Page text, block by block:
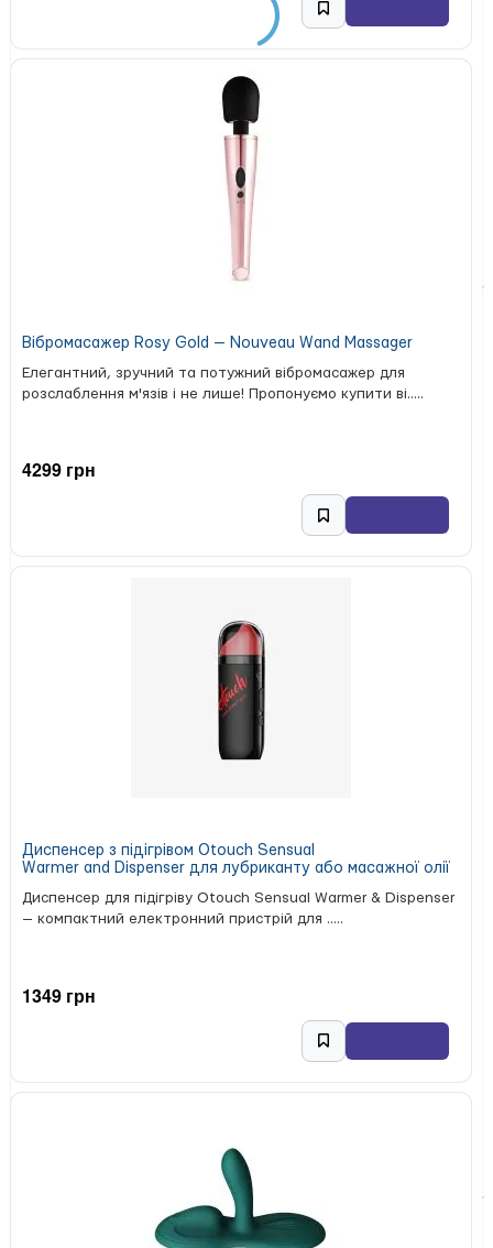
Тип: фалоімітатор з вібрацією
Час роботи: до 60 хвилин
Час заряджання: приблизно 120 хвилин
Живлення: акумулятор, магнітне USB-заряджання
Матеріали: силікон, АБС-пластик
Комплектація: фалоімітатор, магнітний USB-кабель
ергономічне руків’я, водонепроникність
Вібромасажер Rosy Gold — Nouveau Wand Massager
Елегантний, зручний та потужний вібромасажер для
розслаблення м'язів і не лише! Пропонуємо купити ві.....
4299 грн
Диспенсер з підігрівом Otouch Sensual
Warmer and Dispenser для лубриканту або масажної олії
Диспенсер для підігріву Otouch Sensual Warmer & Dispenser
— компактний електронний пристрій для .....
1349 грн